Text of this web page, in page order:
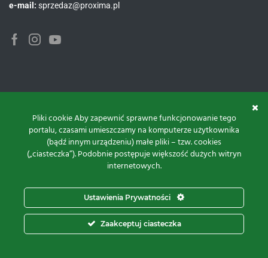
e-mail: sprzedaz@proxima.pl
FacebookInstagramYoutube
Pliki cookie Aby zapewnić sprawne funkcjonowanie tego
portalu, czasami umieszczamy na komputerze użytkownika
(bądź innym urządzeniu) małe pliki – tzw. cookies
(„ciasteczka”). Podobnie postępuje większość dużych witryn
internetowych.
Zaakceptuj ciasteczka
Ustawienia Prywatności